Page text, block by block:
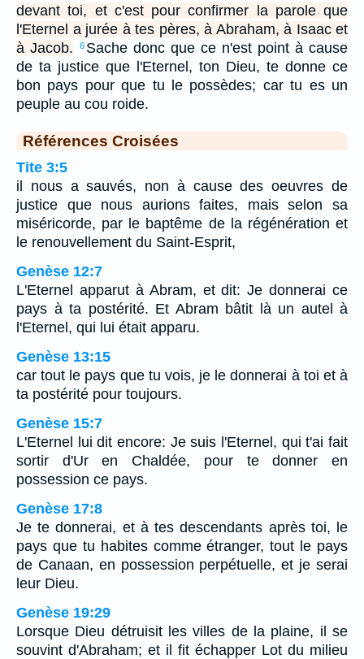
devant toi, et c'est pour confirmer la parole que
l'Eternel a jurée à tes pères, à Abraham, à Isaac et
à Jacob.
6 Sache donc que ce n'est point à cause
de ta justice que l'Eternel, ton Dieu, te donne ce
bon pays pour que tu le possèdes; car tu es un
peuple au cou roide.
Références Croisées
Tite 3:5
il nous a sauvés, non à cause des oeuvres de
justice que nous aurions faites, mais selon sa
miséricorde, par le baptême de la régénération et
le renouvellement du Saint-Esprit,
Genèse 12:7
L'Eternel apparut à Abram, et dit: Je donnerai ce
pays à ta postérité. Et Abram bâtit là un autel à
l'Eternel, qui lui était apparu.
Genèse 13:15
car tout le pays que tu vois, je le donnerai à toi et à
ta postérité pour toujours.
Genèse 15:7
L'Eternel lui dit encore: Je suis l'Eternel, qui t'ai fait
sortir d'Ur en Chaldée, pour te donner en
possession ce pays.
Genèse 17:8
Je te donnerai, et à tes descendants après toi, le
pays que tu habites comme étranger, tout le pays
de Canaan, en possession perpétuelle, et je serai
leur Dieu.
Genèse 19:29
Lorsque Dieu détruisit les villes de la plaine, il se
souvint d'Abraham; et il fit échapper Lot du milieu